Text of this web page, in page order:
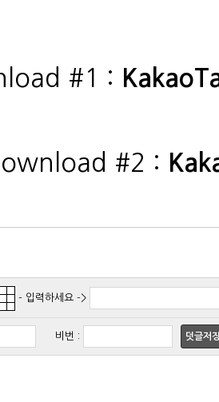
#1 :
#2 :
- 입력하세요 ->
비번 : 덧글저